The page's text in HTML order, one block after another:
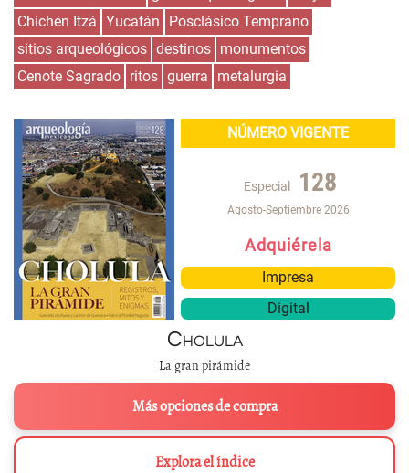
Chichén Itzá Yucatán
Posclásico Temprano
sitios arqueológicos destinos monumentos
Cenote Sagrado ritos guerra metalurgia
NÚMERO VIGENTE
Especial 128
Agosto-Septiembre 2026
Adquiérela
Impresa
Digital
Cholula
La gran pirámide
Más opciones de compra
Explora el índice